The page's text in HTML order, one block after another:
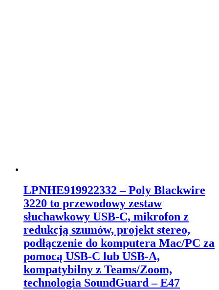
LPNHE919922332 – Poly Blackwire
3220 to przewodowy zestaw
słuchawkowy USB-C, mikrofon z
redukcją szumów, projekt stereo,
podłączenie do komputera Mac/PC za
pomocą USB-C lub USB-A,
kompatybilny z Teams/Zoom,
technologia SoundGuard – E47